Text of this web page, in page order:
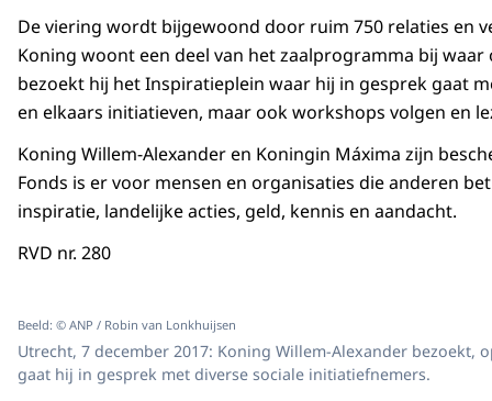
De viering wordt bijgewoond door ruim 750 relaties en
Koning woont een deel van het zaalprogramma bij
bezoekt hij het Inspiratieplein waar hij in gesprek gaat
en elkaars initiatieven, maar ook workshops volgen en
Koning Willem-Alexander en Koningin Máxima zijn
Fonds is er voor mensen en organisaties die anderen
inspiratie, landelijke acties, geld, kennis en aandacht.
RVD nr. 280
Beeld: © ANP / Robin van Lonkhuijsen
Utrecht, 7 december 2017: Koning Willem-Alexander
gaat hij in gesprek met diverse sociale initiatiefnemers.